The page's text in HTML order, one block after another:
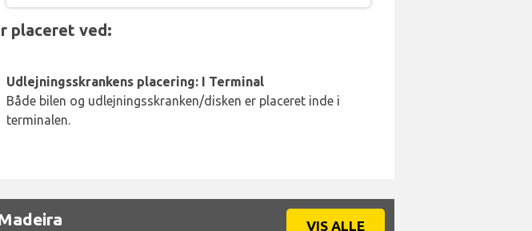
placeret ved:
Udlejningsskrankens placering: I Terminal
Både bilen og udlejningsskranken/disken er placeret inde i
terminalen.
VIS ALLE